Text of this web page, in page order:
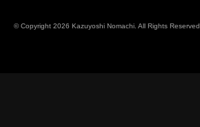
© Copyright 2026 Kazuyoshi Nomachi. All Rights Reserved.